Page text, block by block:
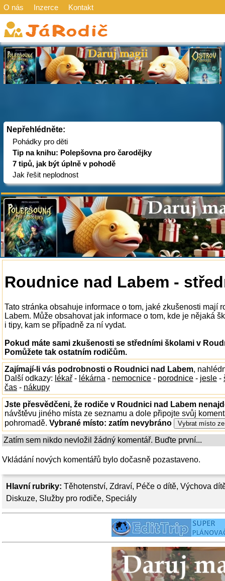
O nás Inzerce Kontakt
Nepřehlédněte:
Pohádky pro děti
Tip na knihu: Polepšovna pro čarodějky
7 tipů, jak být úplně v pohodě
Jak řešit neplodnost
Hlavní rubriky: Těhotenství, Zdraví, Péče o dítě, Výchova
Diskuze, Služby pro rodiče, Speciály
Roudnice nad Labem -
Tato stránka obsahuje informace o tom, jaké zkušenosti mají
Labem. Může obsahovat jak informace o tom, kde je nějaká
i tipy, kam se případně za ní vydat.
Pokud máte sami zkušenosti se středními školami v
Pomůžete tak ostatním rodičům.
Zajímají-li vás podrobnosti o Roudnici nad Labem,
Další odkazy: lékař - lékárna - nemocnice - porodnice - jesle -
čas - nákupy
Jste přesvědčeni, že rodiče v Roudnici nad Labem
návštěvu jiného místa ze seznamu a dole připojte svůj
pohromadě. Vybrané místo: zatím nevybráno
Zatím sem nikdo nevložil žádný komentář. Buďte první...
Vkládání nových komentářů bylo dočasně pozastaveno.